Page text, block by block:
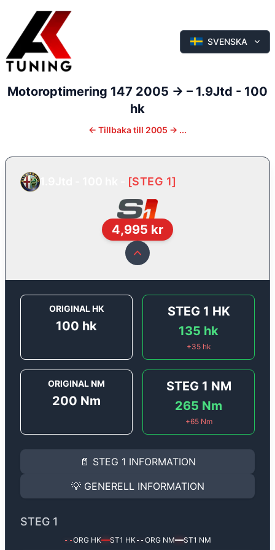
SVENSKA
Motoroptimering 147 2005 -> – 1.9Jtd - 100
hk
← Tillbaka till 2005 -> ...
[STEG 1]
4,995 kr
ORIGINAL HK
100 hk
STEG 1 HK
135 hk
+35hk
ORIGINAL NM
200 Nm
STEG 1 NM
265 Nm
+65Nm
📄 STEG 1 INFORMATION
INFORMATION
Steg 1
Alfa Romeo 147 1.9Jtd -
Effekten ökar från100 hktill135 hkoch
(+35 hk & +65 Nm).
Ger mer effekt, högre vridmoment, lägre
Steg 1 mjukvara justerar vi ett antal
💡 GENERELL INFORMATION
✅ All mjukvara är skräddarsydd för din bil
✅ Felsökning inann samt efter optimering
STEG 1
--ORG HK━━ST1 HK--ORG NM━━ST1 NM